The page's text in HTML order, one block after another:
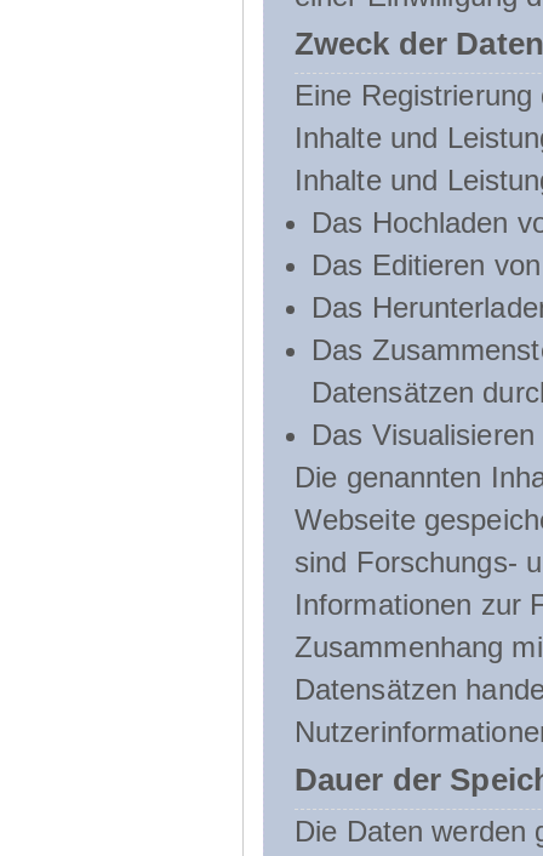
Zweck der
Eine
Inhalte und
Inhalte und
Das Hochladen
Das Editieren
Das
Das
Datensätzen
Das
Die genannten
Webseite
sind Forschungs-
Informationen zur
Zusammenhang
Datensätzen
Dauer der
Die Daten werden